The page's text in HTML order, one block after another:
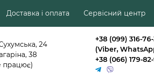
Доставка і оплата Сервісний центр
24
38
працює)
+38 (099) 316-
(Viber,
+38 (066) 179-